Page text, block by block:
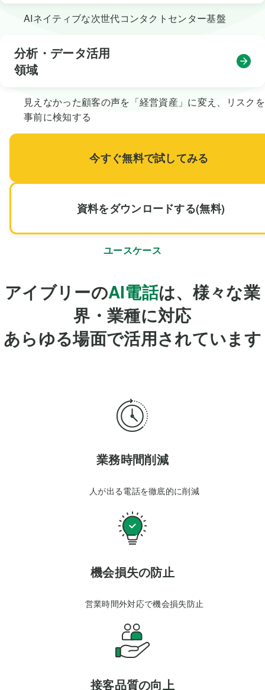
AIネイティブな次世代コンタクトセンター基盤
分析・データ活用
領域
見えなかった顧客の声を「経営資産」に変え、リスクを
事前に検知する
今すぐ無料で試してみる
資料をダウンロードする(無料)
ユースケース
アイブリーのAI電話は、様々な業
界・業種に対応
あらゆる場面で活用されています
業務時間削減
人が出る電話を徹底的に削減
機会損失の防止
営業時間外対応で機会損失防止
接客品質の向上